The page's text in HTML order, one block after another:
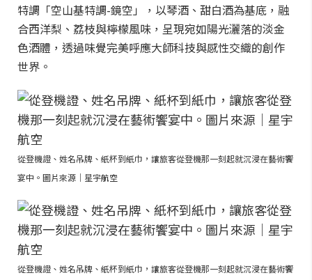
特調「空山基特調-鏡空」，以琴酒、甜白酒為基底，融
合西洋梨、荔枝與檸檬風味，呈現宛如陽光灑落的淡金
色酒體，透過味覺完美呼應大師科技與感性交織的創作
世界。
從登機證、姓名吊牌、紙杯到紙巾，讓旅客從登機那一刻起就沉浸在藝術饗
宴中。圖片來源｜星宇航空
從登機證、姓名吊牌、紙杯到紙巾，讓旅客從登機那一刻起就沉浸在藝術饗